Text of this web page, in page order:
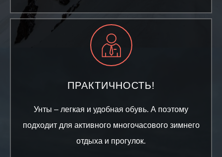
ПРАКТИЧНОСТЬ!
Унты – легкая и удобная обувь. А поэтому
подходит для активного многочасового зимнего
отдыха и прогулок.